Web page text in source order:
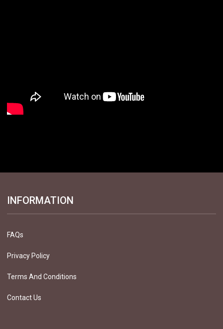
INFORMATION
FAQs
Privacy Policy
Terms And Conditions
Contact Us